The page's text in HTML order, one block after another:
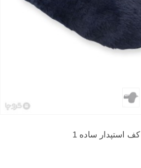
استپدار ساده 1